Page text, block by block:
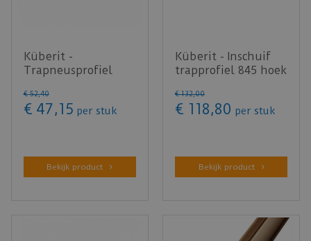
Küberit -
Trapneusprofiel
PVC zwart - …
€ 52,40
€ 47,15 per stuk
Bekijk product
Küberit - Inschuif
trapprofiel 845 hoek
zilve…
€ 132,00
€ 118,80 per stuk
Bekijk product